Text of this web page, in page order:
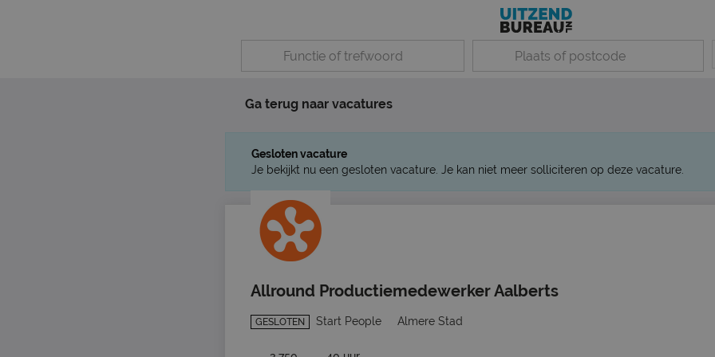
Ga terug naar vacatures
Gesloten vacature
Je bekijkt nu een gesloten vacature. Je kan niet meer solliciteren op deze vacature.
Allround Productiemedewerker Aalberts
GESLOTEN Start People Almere Stad